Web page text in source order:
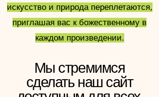
искусство и природа переплетаются,
приглашая вас к божественному в
каждом произведении.
Мы стремимся
сделать наш сайт